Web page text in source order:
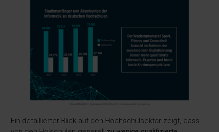
Ein detaillierter Blick auf den Hochschulsektor zeigt, dass